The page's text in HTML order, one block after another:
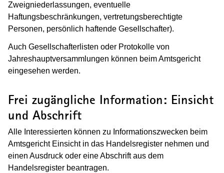
Zweigniederlassungen, eventuelle
Haftungsbeschränkungen, vertretungsberechtigte
Personen, persönlich haftende Gesellschafter).
Auch Gesellschafterlisten oder Protokolle von
Jahreshauptversammlungen können beim Amtsgericht
eingesehen werden.
Frei zugängliche Information: Einsicht
und Abschrift
Alle Interessierten können zu Informationszwecken beim
Amtsgericht Einsicht in das Handelsregister nehmen und
einen Ausdruck oder eine Abschrift aus dem
Handelsregister beantragen.